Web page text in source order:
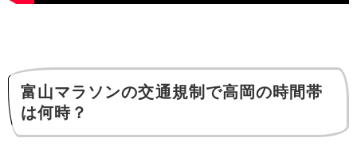
富山マラソンの交通規制で高岡の時間帯
は何時？